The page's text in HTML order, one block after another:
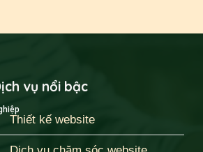
vụ nổi bậc
Thiết kế website